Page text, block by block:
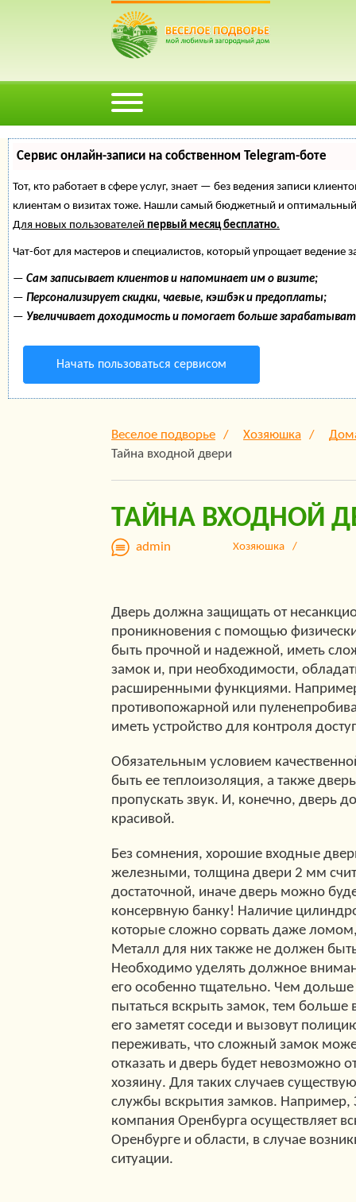
Сервис онлайн-записи на собственном Telegram-боте
Тот, кто работает в сфере услуг, знает — без ведения записи
клиентам о визитах тоже. Нашли самый бюджетный и
Для новых пользователей первый месяц бесплатно.
Чат-бот для мастеров и специалистов, который упрощает ведение
— Сам записывает клиентов и напоминает им о визите;
— Персонализирует скидки, чаевые, кэшбэк и предоплаты;
— Увеличивает доходимость и помогает больше
Начать пользоваться сервисом
Веселое подворье Хозяюшка
Тайна входной двери
ТАЙНА ВХОДНОЙ
admin Хозяюшка
Дверь должна защищать от
проникновения с помощью
быть прочной и надежной, иметь
замок и, при необходимости,
расширенными функциями.
противопожарной или
иметь устройство для контроля
Обязательным условием
быть ее теплоизоляция, а также
пропускать звук. И, конечно, дверь
красивой.
Без сомнения, хорошие входные
железными, толщина двери 2 мм
достаточной, иначе дверь можно
консервную банку! Наличие
которые сложно сорвать даже
Металл для них также не должен
Необходимо уделять должное
его особенно тщательно. Чем дольше
пытаться вскрыть замок, тем больше
его заметят соседи и вызовут
переживать, что сложный замок
отказать и дверь будет невозможно
хозяину. Для таких случаев
службы вскрытия замков. Например,
компания Оренбурга осуществляет
Оренбурге и области, в случае
ситуации.